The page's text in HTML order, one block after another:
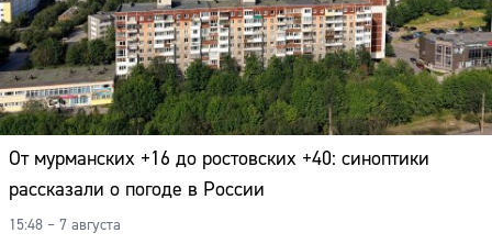
От мурманских +16 до ростовских +40: синоптики
рассказали о погоде в России
15:48 – 7 августа